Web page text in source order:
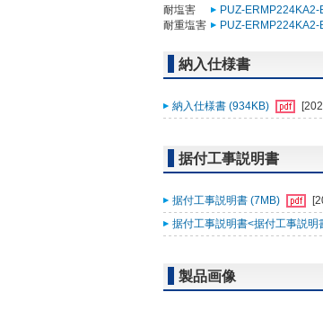
耐塩害
PUZ-ERMP224KA2-
耐重塩害
PUZ-ERMP224KA2-
納入仕様書
納入仕様書 (934KB)
据付工事説明書
据付工事説明書 (7MB)
据付工事説明書<据付工事説明
製品画像